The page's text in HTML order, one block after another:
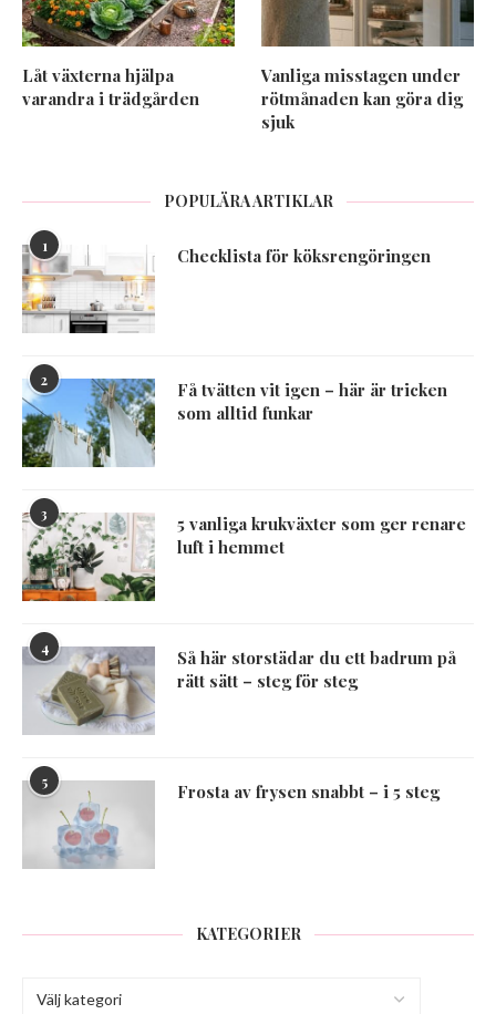
Låt växterna hjälpa
varandra i trädgården
Vanliga misstagen under
rötmånaden kan göra dig
sjuk
POPULÄRA ARTIKLAR
1 Checklista för köksrengöringen
2
Få tvätten vit igen – här är tricken
som alltid funkar
3
5 vanliga krukväxter som ger renare
luft i hemmet
4
Så här storstädar du ett badrum på
rätt sätt – steg för steg
5 Frosta av frysen snabbt – i 5 steg
KATEGORIER